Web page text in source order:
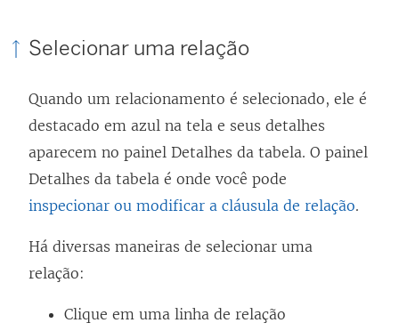
Selecionar uma relação
Quando um relacionamento é selecionado, ele é
destacado em azul na tela e seus detalhes
aparecem no painel Detalhes da tabela. O painel
Detalhes da tabela é onde você pode
inspecionar ou modificar a cláusula de relação.
Há diversas maneiras de selecionar uma
relação:
Clique em uma linha de relação